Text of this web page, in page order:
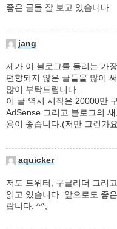
좋은 글들 잘 보고 있습니다.
jang
제가 이 블로그를 들리는 가
편향되지 않은 글들을 많이
많이 부탁드립니다.
이 글 역시 시작은 20000만
AdSense 그리고 블로그의
용이 좋습니다.(저만 그런가
aquicker
저도 트위터, 구글리더 그리
읽고 있습니다. 앞으로도 좋
랍니다. ^^;